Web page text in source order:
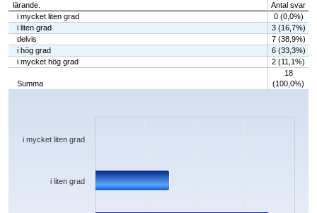
lärande.
Antal svar
i mycket liten grad
0 (0,0%)
i liten grad
3 (16,7%)
delvis
7 (38,9%)
i hög grad
6 (33,3%)
i mycket hög grad
2 (11,1%)
Summa
18
(100,0%)
Chart
The chart has 1 X axis displaying categories.
i liten grad
i mycket liten grad